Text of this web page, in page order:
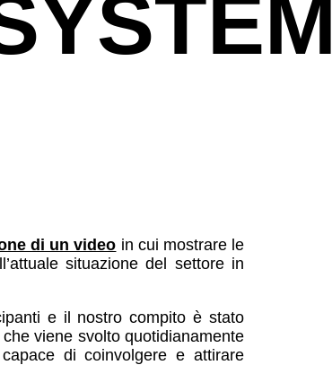
di un video in cui mostrare le
situazione del settore in
e il nostro compito è stato
viene svolto quotidianamente
di coinvolgere e attirare